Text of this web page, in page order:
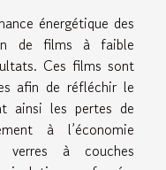
énergétique des
de films à faible
Ces films sont
afin de réfléchir le
ainsi les pertes de
à l’économie
verres à couches